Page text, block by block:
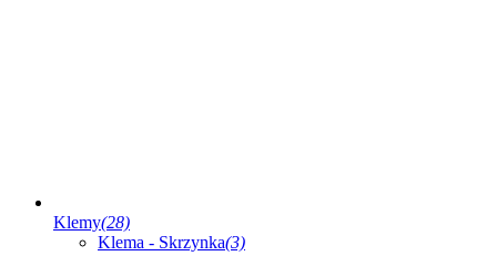
Klemy(28)
Klema - Skrzynka(3)